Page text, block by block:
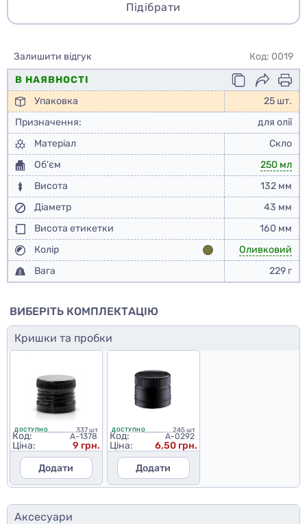
Підібрати
Залишити відгук
Код: 0019
В НАЯВНОСТІ
Упаковка
25 шт.
Призначення:
для олії
Матеріал
Скло
Об'єм
250 мл
Висота
132 мм
Діаметр
43 мм
Висота етикетки
160 мм
Колір
Оливковий
Вага
229 г
ВИБЕРІТЬ КОМПЛЕКТАЦІЮ
Кришки та пробки
ДОСТУПНО 337 шт
Код: A-1378
Ціна:
9 грн.
Додати
ДОСТУПНО 245 шт
Код: A-0292
Ціна:
6,50 грн.
Додати
Аксесуари